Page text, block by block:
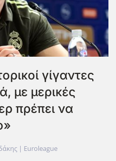
γίγαντες
με μερικές
πρέπει να
| Euroleague